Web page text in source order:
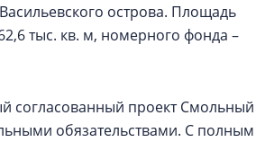
острова. Площадь
тыс. кв. м, номерного фонда –
согласованный проект Смольный
обязательствами. С полным